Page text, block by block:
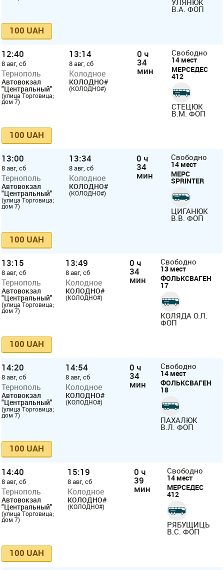
УЛЯНЮК
В.А. ФОП
100 UAH
12:40
8 авг, сб
Тернополь
Автовокзал
"Центральный"
(улица Торговица;
дом 7)
13:14
8 авг, сб
Колодное
КОЛОДНО#
(КОЛОДНО#)
0 ч
34
мин
Свободно
14 мест
МЕРСЕДЕС
412
СТЕЦЮК
В.М. ФОП
100 UAH
13:00
8 авг, сб
Тернополь
Автовокзал
"Центральный"
(улица Торговица;
дом 7)
13:34
8 авг, сб
Колодное
КОЛОДНО#
(КОЛОДНО#)
0 ч
34
мин
Свободно
14 мест
МЕРС
SPRINTER
ЦИГАНЮК
В.В. ФОП
100 UAH
13:15
8 авг, сб
Тернополь
Автовокзал
"Центральный"
(улица Торговица;
дом 7)
13:49
8 авг, сб
Колодное
КОЛОДНО#
(КОЛОДНО#)
0 ч
34
мин
Свободно
13 мест
ФОЛЬКСВАГЕН
17
КОЛЯДА О.Л.
ФОП
100 UAH
14:20
8 авг, сб
Тернополь
Автовокзал
"Центральный"
(улица Торговица;
дом 7)
14:54
8 авг, сб
Колодное
КОЛОДНО#
(КОЛОДНО#)
0 ч
34
мин
Свободно
14 мест
ФОЛЬКСВАГЕН
18
ПАХАЛЮК
В.Л. ФОП
100 UAH
14:40
8 авг, сб
Тернополь
Автовокзал
"Центральный"
(улица Торговица;
дом 7)
15:19
8 авг, сб
Колодное
КОЛОДНО#
(КОЛОДНО#)
0 ч
39
мин
Свободно
14 мест
МЕРСЕДЕС
412
РЯБУЩИЦЬ
В.С. ФОП
100 UAH